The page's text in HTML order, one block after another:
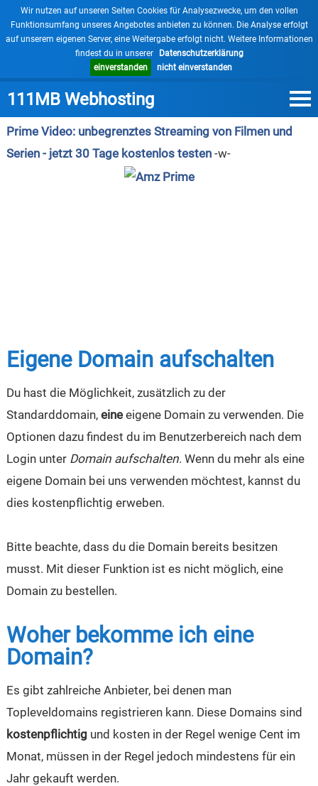
Wir nutzen auf unseren Seiten Cookies für Analysezwecke, um den vollen
Funktionsumfang unseres Angebotes anbieten zu können. Die Analyse erfolgt
auf unserem eigenen Server, eine Weitergabe erfolgt nicht. Weitere Informationen
findest du in unserer
Datenschutzerklärung
einverstanden
nicht einverstanden
111MB Webhosting
×
Prime Video: unbegrenztes Streaming von Filmen und
Serien - jetzt 30 Tage kostenlos testen -w-
Eigene Domain aufschalten
Du hast die Möglichkeit, zusätzlich zu der
Standarddomain, eine eigene Domain zu verwenden. Die
Optionen dazu findest du im Benutzerbereich nach dem
Login unter Domain aufschalten. Wenn du mehr als eine
eigene Domain bei uns verwenden möchtest, kannst du
dies kostenpflichtig erweben.
Bitte beachte, dass du die Domain bereits besitzen
musst. Mit dieser Funktion ist es nicht möglich, eine
Domain zu bestellen.
Woher bekomme ich eine
Domain?
Es gibt zahlreiche Anbieter, bei denen man
Topleveldomains registrieren kann. Diese Domains sind
kostenpflichtig und kosten in der Regel wenige Cent im
Monat, müssen in der Regel jedoch mindestens für ein
Jahr gekauft werden.